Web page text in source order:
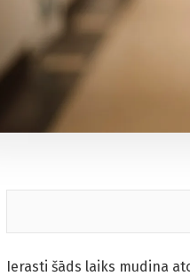
Ierasti šāds laiks mudina